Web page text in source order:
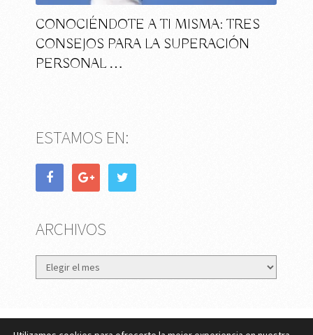
CONOCIÉNDOTE A TI MISMA: TRES
CONSEJOS PARA LA SUPERACIÓN
PERSONAL …
ESTAMOS EN:
ARCHIVOS
Archivos